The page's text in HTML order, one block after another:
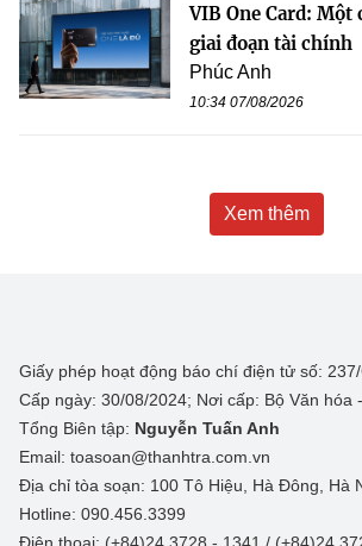
VIB One Card: Một
giai đoạn tài chính
Phúc Anh
10:34 07/08/2026
Xem thêm
Giấy phép hoạt động báo chí điện tử số:
Cấp ngày: 30/08/2024; Nơi cấp: Bộ Văn hóa
Tổng Biên tập: Nguyễn Tuấn Anh
Email: toasoan@thanhtra.com.vn
Địa chỉ tòa soạn: 100 Tô Hiệu, Hà Đông, Hà
Hotline: 090.456.3399
Điện thoại: (+84)24 3728 - 1341 / (+84)24